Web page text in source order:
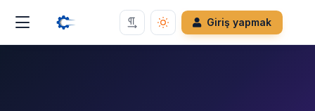
Giriş yapmak